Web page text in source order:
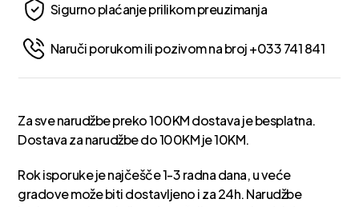
Sigurno plaćanje prilikom preuzimanja
Naruči porukom ili pozivom na broj +033 741 841
Za sve narudžbe preko 100KM dostava je besplatna.
Dostava za narudžbe do 100KM je 10KM.
Rok isporuke je najčešče 1-3 radna dana, u veće
gradove može biti dostavljeno i za 24h. Narudžbe